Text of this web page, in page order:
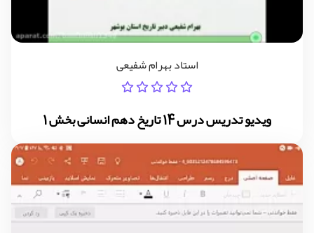
استاد بهرام شفیعی
ویدیو تدریس درس 14 تاریخ دهم انسانی بخش 1